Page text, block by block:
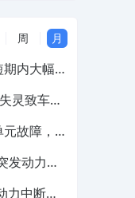
周 月
内大幅降
灵致车辆
故障，厂
发动力受
力中断，